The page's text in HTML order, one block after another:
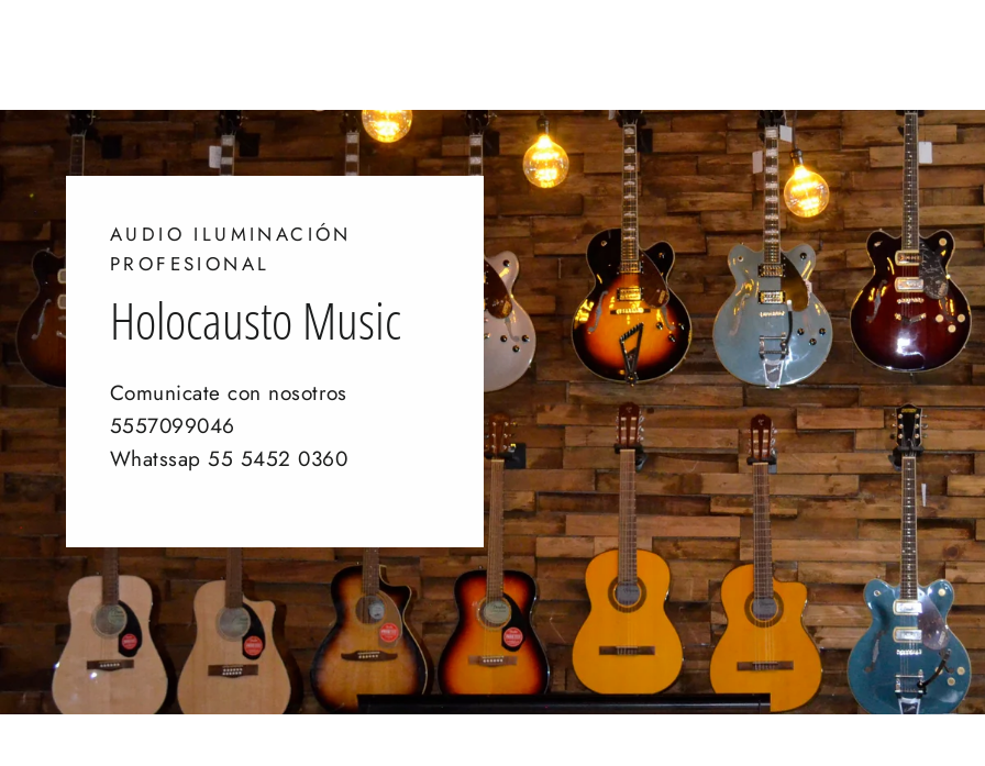
AUDIO ILUMINACIÓN
PROFESIONAL
Holocausto Music
Comunicate con nosotros
5557099046
Whatssap 55 5452 0360